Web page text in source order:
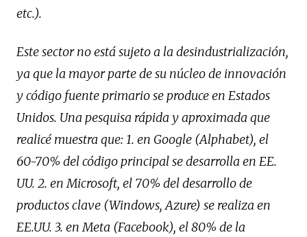
etc.).
Este sector no está sujeto a la desindustrialización,
ya que la mayor parte de su núcleo de innovación
y código fuente primario se produce en Estados
Unidos. Una pesquisa rápida y aproximada que
realicé muestra que: 1. en Google (Alphabet), el
60-70% del código principal se desarrolla en EE.
UU. 2. en Microsoft, el 70% del desarrollo de
productos clave (Windows, Azure) se realiza en
EE.UU. 3. en Meta (Facebook), el 80% de la